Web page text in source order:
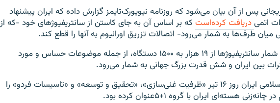
پس از آن بیان می‌شود که روزنامه نیویورک‌تایمز گزارش داده که ایران پیشنهاد
اتمیدریافت کرده‌است که بر اساس آن به جای کاستن از سانتریفیوژهای خود -که از
میان طرف‌ها به شمار می‌رود- اتصالات تزریق اورانیوم به آنها را قطع کند.
موضوع کاهش شمار سانتریفیوژها از ۱۹ هزار به ۱۵۰۰ دستگاه، از جمله موضوعات حساس و مورد
بین ایران و شش قدرت بزرگ جهانی به شمار می‌رود.
رهبر جمهوری اسلامی ایران روز ۱۶ تیر «ظرفیت غنی‌سازی»، «تحقیق و توسعه» و «تاسیسات فردو» را
هسته‌ای ایران با گروه ۱+۵عنوان کرده بود.